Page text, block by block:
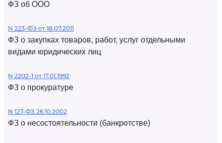
ФЗ об ООО
N 223-ФЗ от 18.07.2011
ФЗ о закупках товаров, работ, услуг отдельными
видами юридических лиц
N 2202-1 от 17.01.1992
ФЗ о прокуратуре
N 127-ФЗ 26.10.2002
ФЗ о несостоятельности (банкротстве)